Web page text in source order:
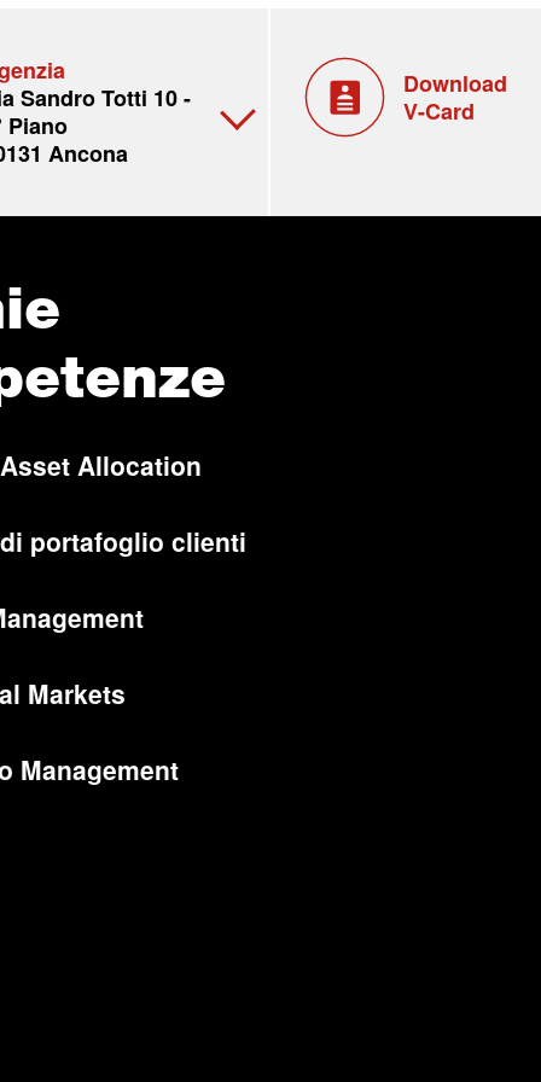
Sandro Totti 10 -
Piano
Ancona
Download
V-Card
Allocation
portafoglio clienti
Markets
Management